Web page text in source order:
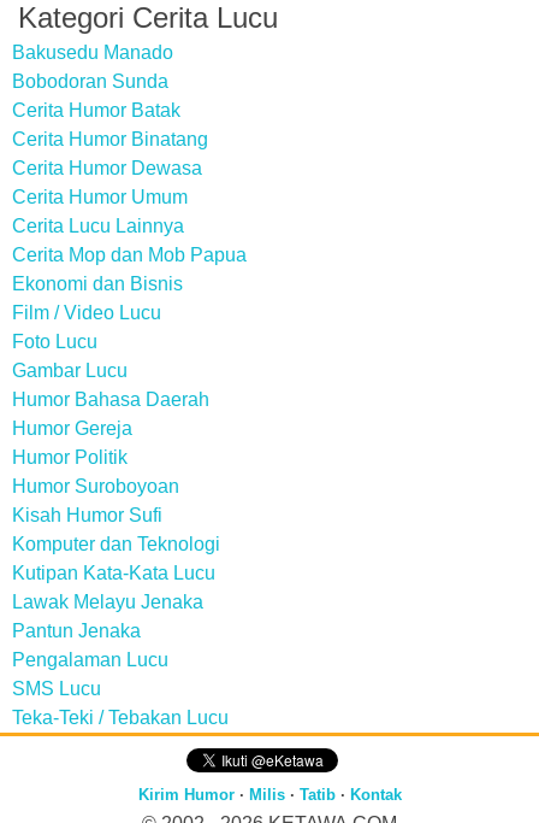
Kategori Cerita Lucu
Bakusedu Manado
Bobodoran Sunda
Cerita Humor Batak
Cerita Humor Binatang
Cerita Humor Dewasa
Cerita Humor Umum
Cerita Lucu Lainnya
Cerita Mop dan Mob Papua
Ekonomi dan Bisnis
Film / Video Lucu
Foto Lucu
Gambar Lucu
Humor Bahasa Daerah
Humor Gereja
Humor Politik
Humor Suroboyoan
Kisah Humor Sufi
Komputer dan Teknologi
Kutipan Kata-Kata Lucu
Lawak Melayu Jenaka
Pantun Jenaka
Pengalaman Lucu
SMS Lucu
Teka-Teki / Tebakan Lucu
Kirim Humor· Milis· Tatib· Kontak